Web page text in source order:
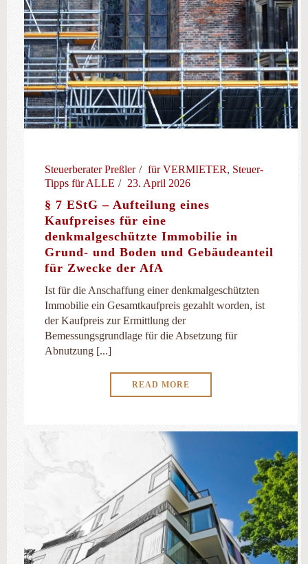
Steuerberater Preßler für VERMIETER, Steuer-
Tipps für ALLE
23. April 2026
§ 7 EStG – Aufteilung eines
Kaufpreises für eine
denkmalgeschützte Immobilie in
Grund- und Boden und Gebäudeanteil
für Zwecke der AfA
Ist für die Anschaffung einer denkmalgeschützten
Immobilie ein Gesamtkaufpreis gezahlt worden, ist
der Kaufpreis zur Ermittlung der
Bemessungsgrundlage für die Absetzung für
Abnutzung [...]
READ MORE